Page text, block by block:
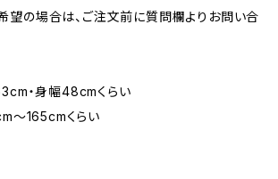
望の場合は、ご注文前に質問欄よりお問い合
・身幅48cmくらい
〜165cmくらい